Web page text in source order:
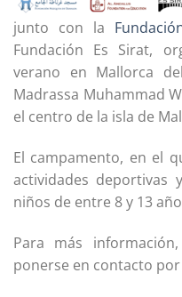
junto con la
Fundación Es Sirat,
verano en Mallorca
Madrassa Muhammad
el centro de la isla de
El campamento, en el
actividades deportivas
niños de entre 8 y 13
Para más
ponerse en contacto